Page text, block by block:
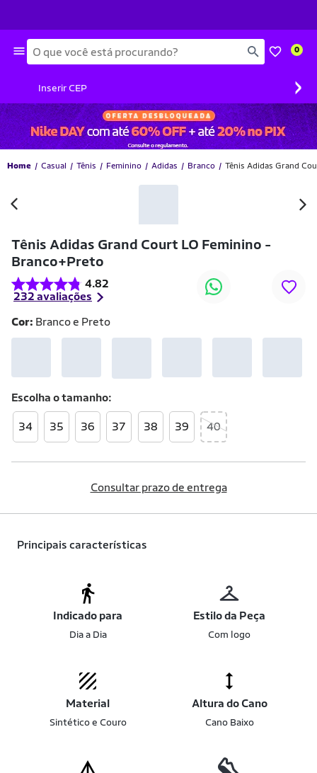
Busca 0
Inserir CEP ›
Home Casual Tênis Feminino Adidas Branco Tênis Adidas Grand
Tênis Adidas Grand Court LO Feminino -
Branco+Preto
4.82
232 avaliações
-36% OFF
Cor: Branco e Preto
Escolha otamanho
34 35 36 37 38 39 40
Consultar prazo de entrega
Principais características
Indicado para
Dia a Dia
Estilo da Peça
Com logo
Material
Sintético e Couro
Altura do Cano
Cano Baixo